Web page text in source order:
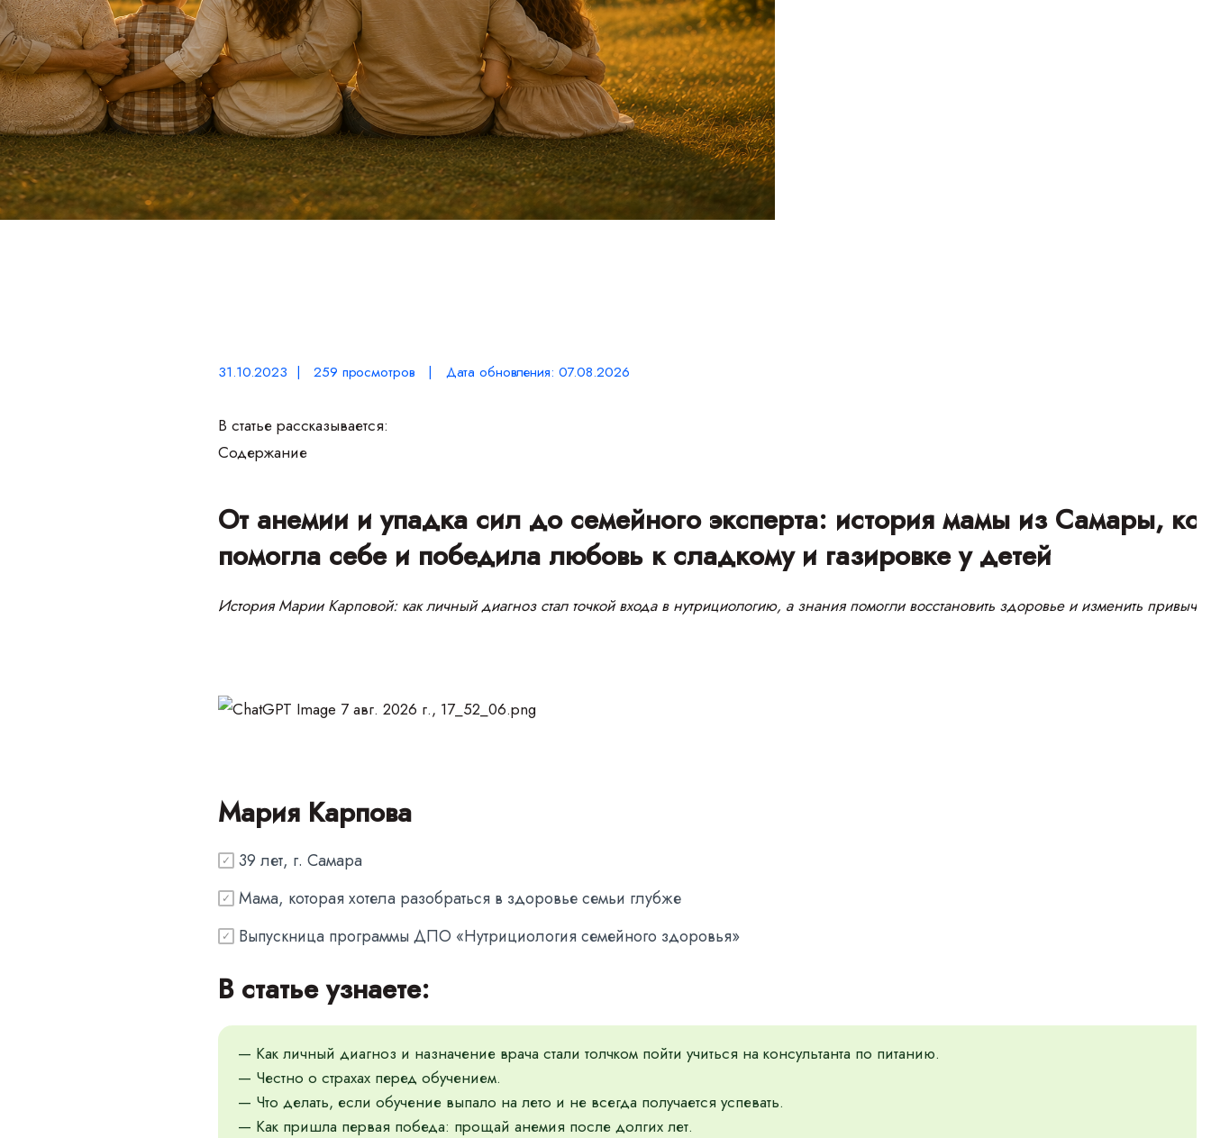
31.10.2023 | 259 просмотров | Дата обновления: 07.08.2026
В статье рассказывается:
Содержание
От анемии и упадка сил до семейного эксперта: история мамы из Самары,
помогла себе и победила любовь к сладкому и газировке у детей
История Марии Карповой: как личный диагноз стал точкой входа в нутрициологию, а знания помогли восстановить здоровье и изменить
Мария Карпова
✓ 39 лет, г. Самара
✓ Мама, которая хотела разобраться в здоровье семьи глубже
✓ Выпускница программы ДПО «Нутрициология семейного здоровья»
В статье узнаете:
— Как личный диагноз и назначение врача стали толчком пойти учиться на консультанта по питанию.
— Честно о страхах перед обучением.
— Что делать, если обучение выпало на лето и не всегда получается успевать.
— Как пришла первая победа: прощай анемия после долгих лет.